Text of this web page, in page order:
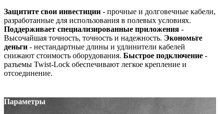
Защитите свои инвестиции - прочные и долговечные кабели,
разработанные для использования в полевых условиях.
Поддерживает специализированные приложения -
Высочайшая точность, точность и надежность. Экономьте
деньги - нестандартные длины и удлинители кабелей
снижают стоимость оборудования. Быстрое подключение -
разъемы Twist-Lock обеспечивают легкое крепление и
отсоединение.
Параметры